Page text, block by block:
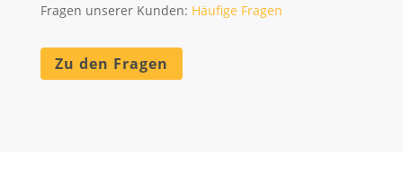
Fragen unserer Kunden: Häufige Fragen
Zu den Fragen